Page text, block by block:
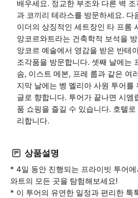
배우세요. 정교한 부조와 다른 벽
과 코끼리 테라스를 방문하세요. 다
이더의 상징적인 세트장인 타 프롬
앙코르와트라는 건축학적 보석을
앙코르 예술에서 영감을 받은 반테
조각품을 방문합니다. 셋째 날에는
솜, 이스트 메본, 프레 룹과 같은 여
지막 날에는 벵 멜리아 사원 투어를
글로 향합니다. 투어가 끝나면 시엠
품 쇼핑을 즐길 수 있습니다. 호텔
리합니다.
상품설명
* 4일 동안 진행되는 프라이빗 투어
와트의 모든 곳을 탐험해보세요!
* 이 투어의 유연한 일정과 편리한 툭